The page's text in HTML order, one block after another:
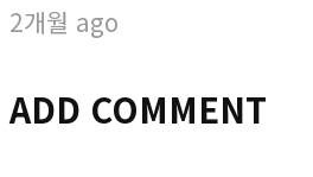
2개월 ago
ADD COMMENT